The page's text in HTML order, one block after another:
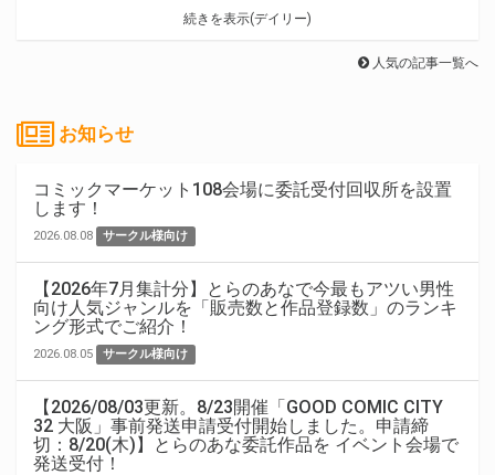
続きを表示(デイリー)
人気の記事一覧へ
お知らせ
コミックマーケット108会場に委託受付回収所を設置
します！
2026.08.08 サークル様向け
【2026年7月集計分】とらのあなで今最もアツい男性
向け人気ジャンルを「販売数と作品登録数」のランキ
ング形式でご紹介！
2026.08.05 サークル様向け
【2026/08/03更新。8/23開催「GOOD COMIC CITY
32 大阪」事前発送申請受付開始しました。申請締
切：8/20(木)】とらのあな委託作品を イベント会場で
発送受付！